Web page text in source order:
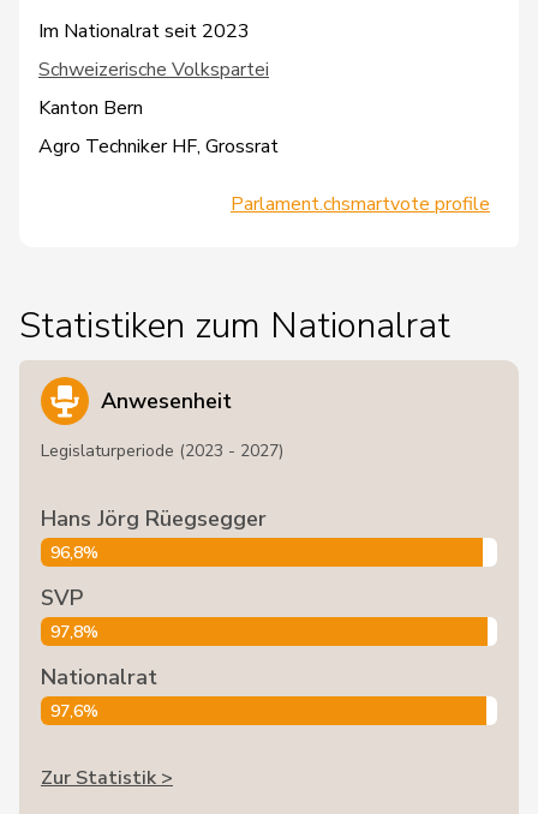
Im Nationalrat seit 2023
Schweizerische Volkspartei
Kanton Bern
Agro Techniker HF, Grossrat
Parlament.chsmartvote profile
Statistiken zum Nationalrat
Anwesenheit
Legislaturperiode (2023 - 2027)
Hans Jörg Rüegsegger
96,8%
SVP
97,8%
Nationalrat
97,6%
Zur Statistik >